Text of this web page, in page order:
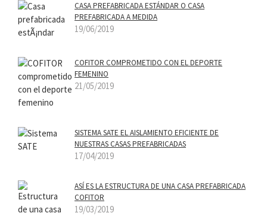
CASA PREFABRICADA ESTÁNDAR O CASA
PREFABRICADA A MEDIDA
19/06/2019
COFITOR COMPROMETIDO CON EL DEPORTE
FEMENINO
21/05/2019
SISTEMA SATE EL AISLAMIENTO EFICIENTE DE
NUESTRAS CASAS PREFABRICADAS
17/04/2019
ASÍ­ ES LA ESTRUCTURA DE UNA CASA PREFABRICADA
COFITOR
19/03/2019